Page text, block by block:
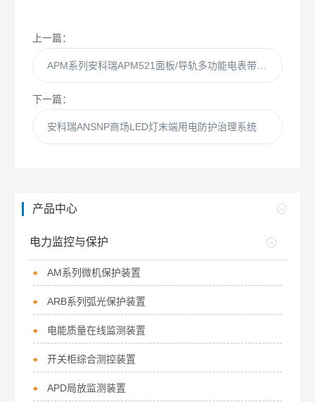
上一篇：
下一篇：
安科瑞ANSNP商场LED灯末端用电防护治理系统
产品中心
电力监控与保护
AM系列微机保护装置
ARB系列弧光保护装置
电能质量在线监测装置
开关柜综合测控装置
APD局放监测装置